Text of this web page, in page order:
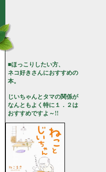
■ほっこりしたい方、
ネコ好きさんにおすすめの
本。
じいちゃんとタマの関係が
なんともよく特に１．２は
おすすめですよ～!!